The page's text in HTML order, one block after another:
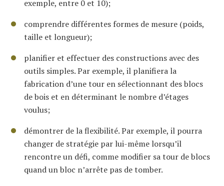
exemple, entre 0 et 10);
comprendre différentes formes de mesure (poids,
taille et longueur);
planifier et effectuer des constructions avec des
outils simples. Par exemple, il planifiera la
fabrication d’une tour en sélectionnant des blocs
de bois et en déterminant le nombre d’étages
voulus;
démontrer de la flexibilité. Par exemple, il pourra
changer de stratégie par lui-même lorsqu’il
rencontre un défi, comme modifier sa tour de blocs
quand un bloc n’arrête pas de tomber.